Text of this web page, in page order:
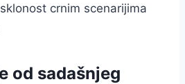
crnim scenarijima
od sadašnjeg